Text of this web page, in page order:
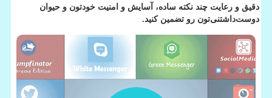
دقیق و رعایت چند نکته ساده، آسایش و امنیت خودتون و حیوان
دوست‌داشتنی‌تون رو تضمین کنید.